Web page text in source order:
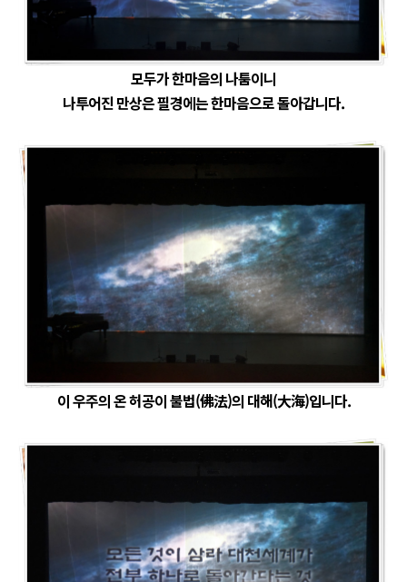
모두가 한마음의 나툼이니
나투어진 만상은 필경에는 한마음으로 돌아갑니다.
이 우주의 온 허공이 불법(佛法)의 대해(大海)입니다.